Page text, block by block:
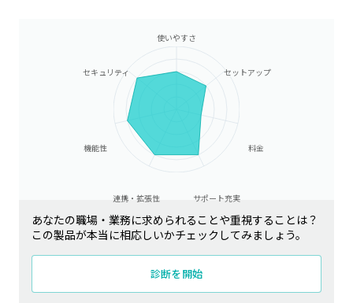
使いやすさ
セットアップ
料金
サポート充実
連携・拡張性
機能性
セキュリティ
あなたの職場・業務に求められることや重視することは？
この製品が本当に相応しいかチェックしてみましょう。
診断を開始